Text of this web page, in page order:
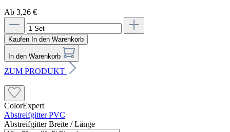
Ab 3,26 €
Kaufen In den Warenkorb
In den Warenkorb
ZUM PRODUKT
ColorExpert
Abstreifgitter PVC
Abstreifgitter Breite / Länge